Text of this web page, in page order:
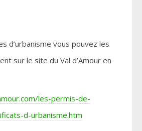
d’urbanisme vous pouvez les
sur le site du Val d’Amour en
les-permis-de-
d-urbanisme.htm